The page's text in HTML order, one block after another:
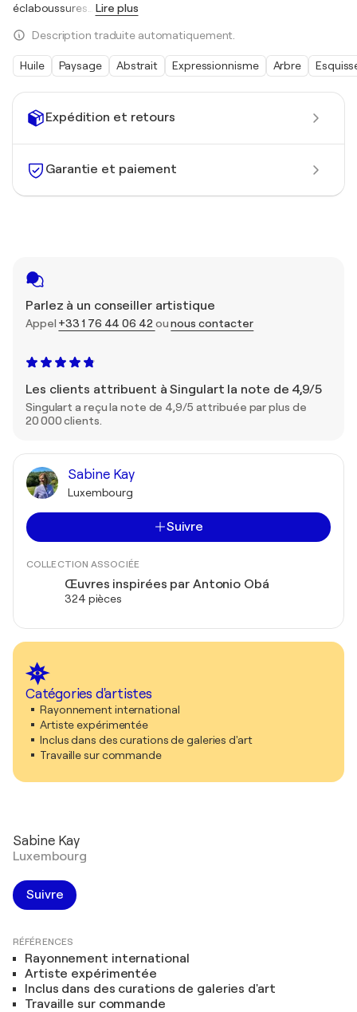
Expédition et retours
Garantie et paiement
Parlez à un conseiller artistique
Appel +33 1 76 44 06 42 ounous contacter
Les clients attribuent à Singulart la note de 4,9/5
Singulart a reçu la note de 4,9/5 attribuée par plus de
20 000 clients.
Sabine Kay
Luxembourg
Suivre
COLLECTION ASSOCIÉE
Œuvres inspirées par Antonio Obá
324 pièces
Catégories d'artistes
Rayonnement international
Artiste expérimentée
Inclus dans des curations de galeries d'art
Travaille sur commande
éclaboussures Lire plus
Description traduite automatiquement.
Huile Paysage Abstrait Expressionnisme Arbre
Sabine Kay
Luxembourg
Suivre
RÉFÉRENCES
Rayonnement international
Artiste expérimentée
Inclus dans des curations de galeries d'art
Travaille sur commande